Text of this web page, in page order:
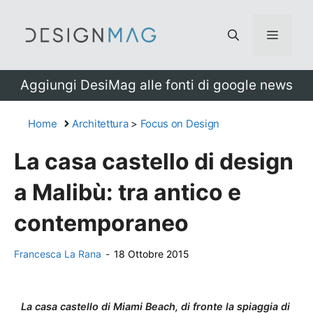
Menu
Aggiungi DesiMag alle fonti di google news
Home Architettura> Focus on Design
La casa castello di design
a Malibù: tra antico e
contemporaneo
Francesca La Rana - 18 Ottobre 2015
La casa castello di Miami Beach, di fronte la spiaggia di